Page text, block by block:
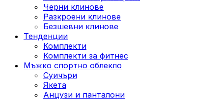
Черни клинове
Разкроени клинове
Безшевни клинове
Тенденции
Комплекти
Комплекти за фитнес
Мъжко спортно облекло
Суичъри
Якета
Aнцузи и панталони